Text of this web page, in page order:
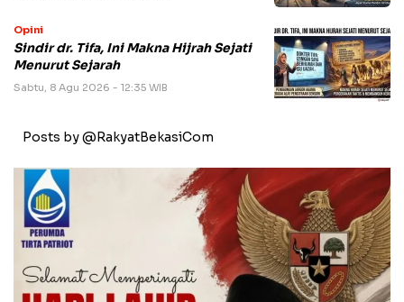
Opini
Sindir dr. Tifa, Ini Makna Hijrah Sejati
Menurut Sejarah
Sabtu, 8 Agu 2026 - 12:35 WIB
Posts by @RakyatBekasiCom